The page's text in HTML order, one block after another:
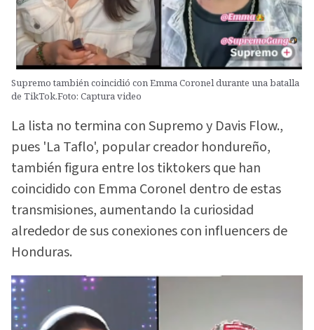
Supremo también coincidió con Emma Coronel durante una batalla
de TikTok.Foto: Captura video
La lista no termina con Supremo y Davis Flow.,
pues 'La Taflo', popular creador hondureño,
también figura entre los tiktokers que han
coincidido con Emma Coronel dentro de estas
transmisiones, aumentando la curiosidad
alrededor de sus conexiones con influencers de
Honduras.